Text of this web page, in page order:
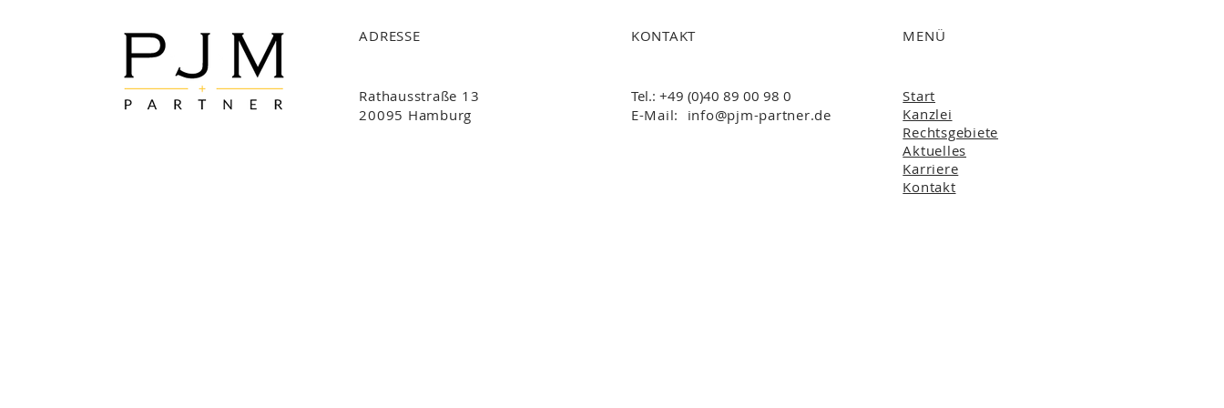
ADRESSE
Rathausstraße 13
20095 Hamburg
KONTAKT
Tel.: +49 (0)40 89 00 98 0
E-Mail: info@pjm-partner.de
MENÜ
Start
Kanzlei
Rechtsgebiete
Aktuelles
Karriere
Kontakt